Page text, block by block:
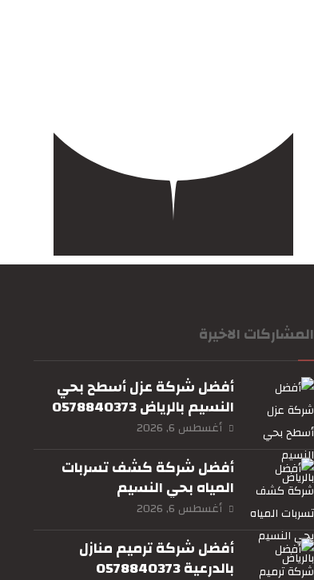
المشاركات الاخيرة
أفضل شركة عزل أسطح بحي
النسيم بالرياض 0578840373
أغسطس 6, 2026
أفضل شركة كشف تسربات
المياه بحي النسيم
بالرياض0578840373
أغسطس 6, 2026
أفضل شركة ترميم منازل
بالدرعية 0578840373